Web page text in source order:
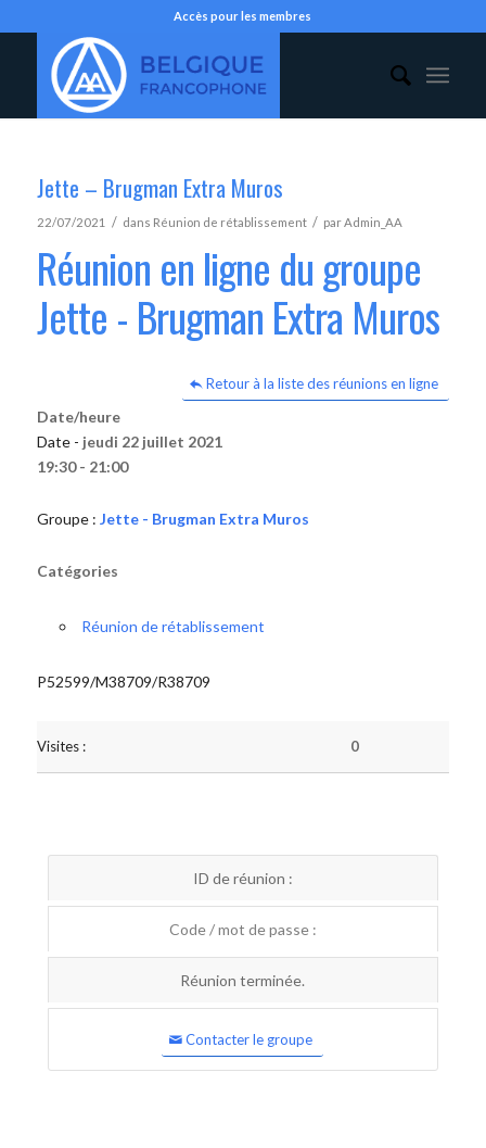
Accès pour les membres
Jette – Brugman Extra Muros
22/07/2021 / dans Réunion de rétablissement / parAdmin_AA
Réunion en ligne du groupe
Jette - Brugman Extra Muros
Retour à la liste des réunions en ligne
Date/heure
Date - jeudi 22 juillet 2021
19:30 - 21:00
Groupe : Jette - Brugman Extra Muros
Catégories
Réunion de rétablissement
P52599/M38709/R38709
Visites : 0
ID de réunion :
Code / mot de passe :
Réunion terminée.
Contacter le groupe